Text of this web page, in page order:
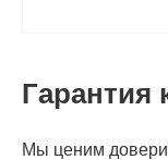
Гарантия
Мы ценим